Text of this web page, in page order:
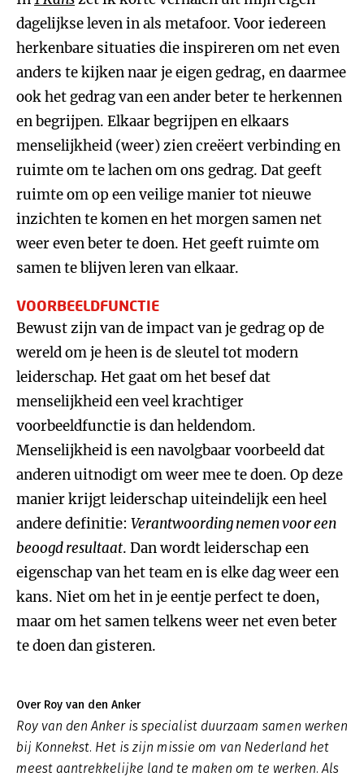
dagelijkse leven in als metafoor. Voor iedereen
herkenbare situaties die inspireren om net even
anders te kijken naar je eigen gedrag, en daarmee
ook het gedrag van een ander beter te herkennen
en begrijpen. Elkaar begrijpen en elkaars
menselijkheid (weer) zien creëert verbinding en
ruimte om te lachen om ons gedrag. Dat geeft
ruimte om op een veilige manier tot nieuwe
inzichten te komen en het morgen samen net
weer even beter te doen. Het geeft ruimte om
samen te blijven leren van elkaar.
VOORBEELDFUNCTIE
Bewust zijn van de impact van je gedrag op de
wereld om je heen is de sleutel tot modern
leiderschap. Het gaat om het besef dat
menselijkheid een veel krachtiger
voorbeeldfunctie is dan heldendom.
Menselijkheid is een navolgbaar voorbeeld dat
anderen uitnodigt om weer mee te doen. Op deze
manier krijgt leiderschap uiteindelijk een heel
andere definitie: Verantwoording nemen voor een
beoogd resultaat. Dan wordt leiderschap een
eigenschap van het team en is elke dag weer een
kans. Niet om het in je eentje perfect te doen,
maar om het samen telkens weer net even beter
te doen dan gisteren.
Over Roy van den Anker
Roy van den Anker is specialist duurzaam samen werken
bij Konnekst. Het is zijn missie om van Nederland het
meest aantrekkelijke land te maken om te werken. Als